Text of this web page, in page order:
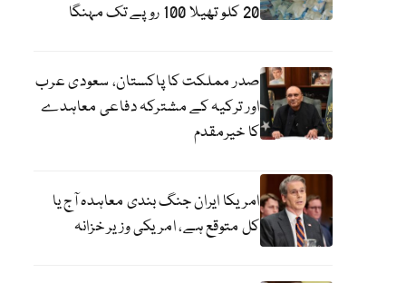
20 کلو تھیلا 100 روپے تک مہنگا
صدر مملکت کا پاکستان، سعودی عرب
اور ترکیہ کے مشترکہ دفاعی معاہدے
کا خیرمقدم
امریکا ایران جنگ بندی معاہدہ آج یا
کل متوقع ہے، امریکی وزیر خزانہ